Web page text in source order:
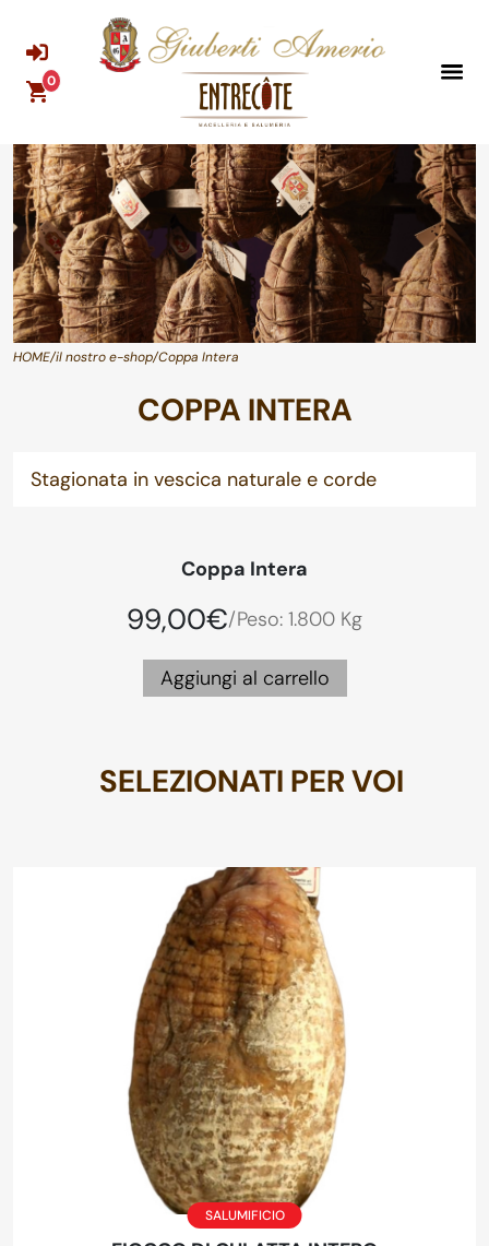
0
HOME/il nostro e-shop/Coppa Intera
COPPA INTERA
Stagionata in vescica naturale e corde
Coppa Intera
99,00€/Peso: 1.800 Kg
Aggiungi al carrello
SELEZIONATI PER VOI
SALUMIFICIO